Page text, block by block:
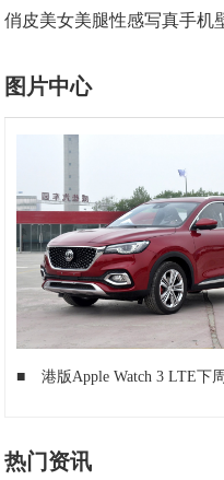
俏皮美女美腿性感写真手机
图片中心
■ 港版Apple Watch 3 LTE下
热门资讯